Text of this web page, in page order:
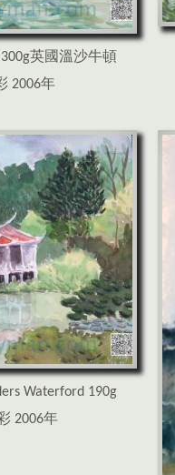
英國溫沙牛頓
2006年
Waterford 190g
2006年